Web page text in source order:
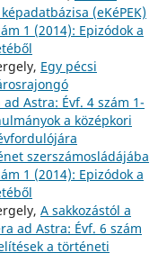
(eKéPEK)
1 (2014): Epizódok a
Egy pécsi
ad Astra: Évf. 4 szám 1-
a középkori
szerszámosládájába
1 (2014): Epizódok a
A sakkozástól a
ad Astra: Évf. 6 szám
a történeti